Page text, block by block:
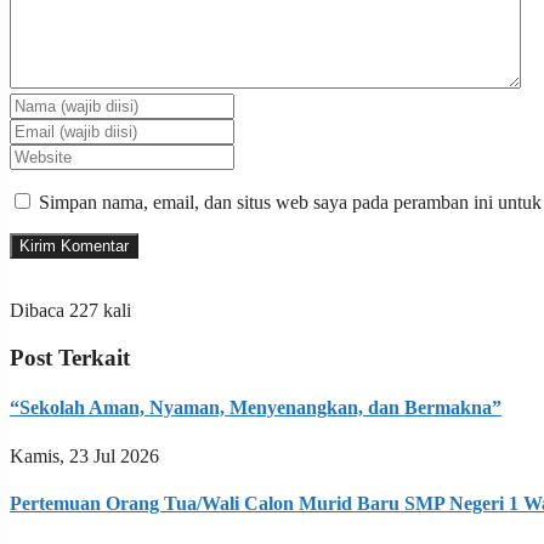
Simpan nama, email, dan situs web saya pada peramban ini
Dibaca 227 kali
Post Terkait
“Sekolah Aman, Nyaman, Menyenangkan, dan Bermakna”
Kamis, 23 Jul 2026
Pertemuan Orang Tua/Wali Calon Murid Baru SMP Negeri 1